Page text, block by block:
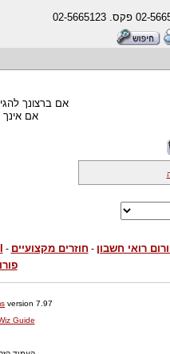
אם ברצונך
אם
רואי חשבון - חוזרים מקצועיים -
version 7.97÷÷»¯°ז
Guide